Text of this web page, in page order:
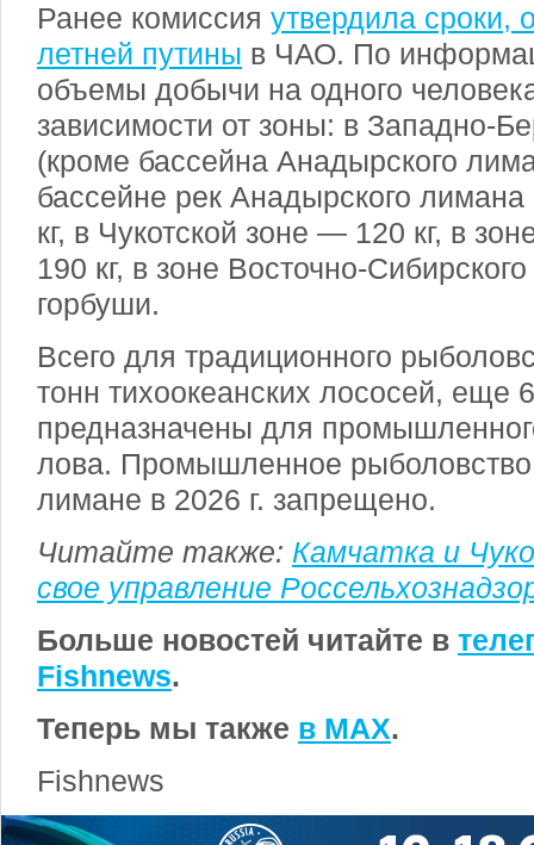
Ранее комиссия утвердила сроки,
летней путины в ЧАО. По
объемы добычи на одного
зависимости от зоны: в Западно-
(кроме бассейна Анадырского
бассейне рек Анадырского
кг, в Чукотской зоне — 120 кг, в
190 кг, в зоне Восточно-
горбуши.
Всего для традиционного
тонн тихоокеанских лососей, еще
предназначены для
лова. Промышленное
лимане в 2026 г. запрещено.
Читайте также: Камчатка и
свое управление
Больше новостей читайте в
Fishnews.
Теперь мы также в MAX.
Fishnews